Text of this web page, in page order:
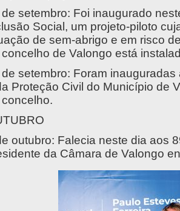
de setembro: Foi inaugurado
Social, um projeto-piloto
de sem-abrigo e em risco
de Valongo está
de setembro: Foram
Proteção Civil do Município de
outubro: Falecia neste dia aos
da Câmara de Valongo